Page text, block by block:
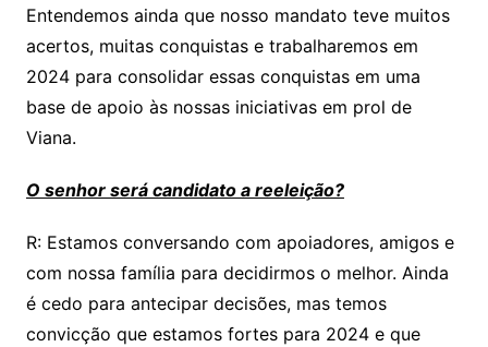
Entendemos ainda que nosso mandato teve muitos
acertos, muitas conquistas e trabalharemos em
2024 para consolidar essas conquistas em uma
base de apoio às nossas iniciativas em prol de
Viana.
O senhor será candidato a reeleição?
R: Estamos conversando com apoiadores, amigos e
com nossa família para decidirmos o melhor. Ainda
é cedo para antecipar decisões, mas temos
convicção que estamos fortes para 2024 e que